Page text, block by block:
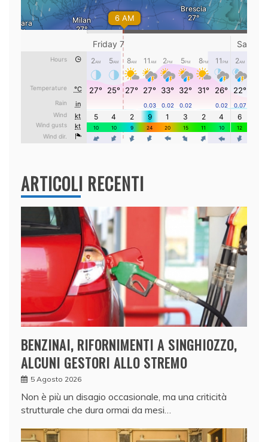
ARTICOLI RECENTI
BENZINAI, RIFORNIMENTI A SINGHIOZZO,
ALCUNI GESTORI ALLO STREMO
5 Agosto 2026
Non è più un disagio occasionale, ma una criticità
strutturale che dura ormai da mesi…